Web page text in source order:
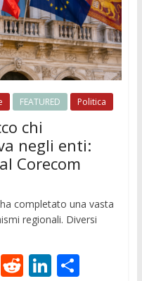
FEATURED Politica
chi
negli enti:
Corecom
completato una vasta
regionali. Diversi
R Li C